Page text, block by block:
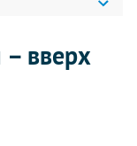
вверх